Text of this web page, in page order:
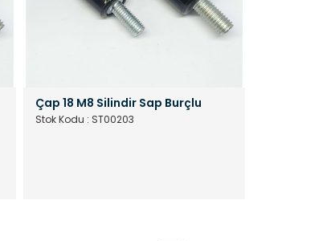
Çap 18 M8 Silindir Sap Burçlu
Stok Kodu : ST00203